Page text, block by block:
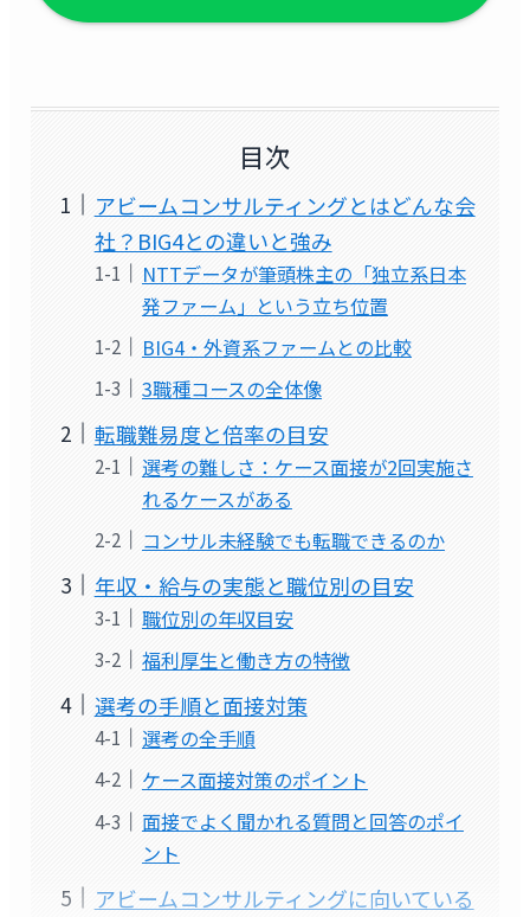
目次
アビームコンサルティングとはどんな会
社？BIG4との違いと強み
NTTデータが筆頭株主の「独立系日本
発ファーム」という立ち位置
BIG4・外資系ファームとの比較
3職種コースの全体像
転職難易度と倍率の目安
選考の難しさ：ケース面接が2回実施さ
れるケースがある
コンサル未経験でも転職できるのか
年収・給与の実態と職位別の目安
職位別の年収目安
福利厚生と働き方の特徴
選考の手順と面接対策
選考の全手順
ケース面接対策のポイント
面接でよく聞かれる質問と回答のポイ
ント
アビームコンサルティングに向いている